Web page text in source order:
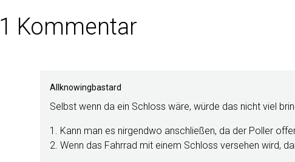
1 Kommentar
Allknowingbastard
Selbst wenn da ein Schloss wäre, würde das nicht viel
1. Kann man es nirgendwo anschließen, da der Poller
2. Wenn das Fahrrad mit einem Schloss versehen wird,